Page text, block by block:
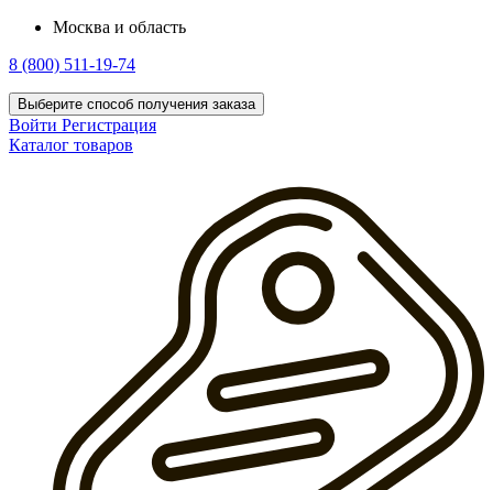
Москва и область
8 (800) 511-19-74
Выберите способ получения заказа
Войти Регистрация
Каталог товаров